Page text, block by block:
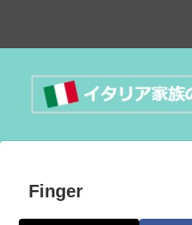
Finger